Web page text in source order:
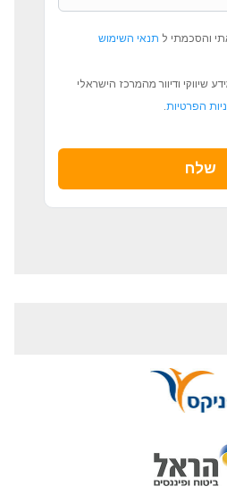
והסכמתי ל תנאי השימוש
שיווקי ודיוור מהמרכז הישראלי
הפרטיות.